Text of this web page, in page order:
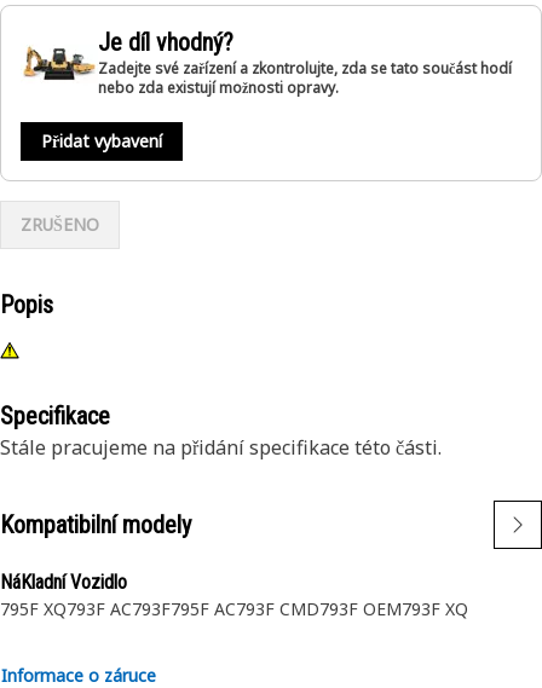
Je díl vhodný?
Zadejte své zařízení a zkontrolujte, zda se tato součást hodí
nebo zda existují možnosti opravy.
Přidat vybavení
ZRUŠENO
Popis
Specifikace
Stále pracujeme na přidání specifikace této části.
Kompatibilní modely
NáKladní Vozidlo
795F XQ793F AC793F795F AC793F CMD793F OEM793F XQ
Informace o záruce